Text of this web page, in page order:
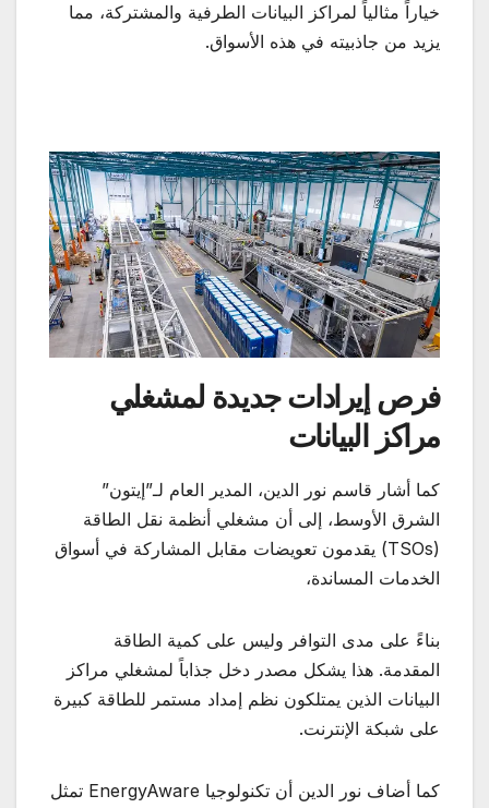
خياراً مثالياً لمراكز البيانات الطرفية والمشتركة، مما
يزيد من جاذبيته في هذه الأسواق.
فرص إيرادات جديدة لمشغلي
مراكز البيانات
كما أشار قاسم نور الدين، المدير العام لـ”إيتون”
الشرق الأوسط، إلى أن مشغلي أنظمة نقل الطاقة
(TSOs) يقدمون تعويضات مقابل المشاركة في أسواق
الخدمات المساندة،
بناءً على مدى التوافر وليس على كمية الطاقة
المقدمة. هذا يشكل مصدر دخل جذاباً لمشغلي مراكز
البيانات الذين يمتلكون نظم إمداد مستمر للطاقة كبيرة
على شبكة الإنترنت.
كما أضاف نور الدين أن تكنولوجيا EnergyAware تمثل